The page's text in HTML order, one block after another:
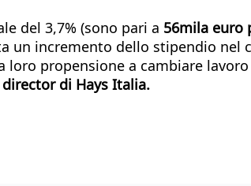
del 3,7% (sono pari a 56mila euro
incremento dello stipendio nel
loro propensione a cambiare
di Hays Italia.